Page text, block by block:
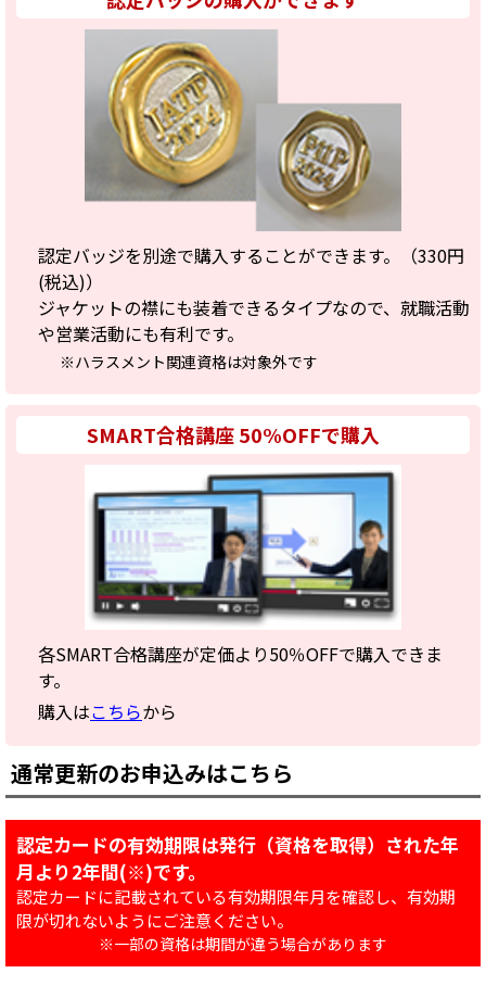
認定バッジを別途で購入することができます。（330円
(税込)）
ジャケットの襟にも装着できるタイプなので、就職活動
や営業活動にも有利です。
※ハラスメント関連資格は対象外です
SMART合格講座 50%OFFで購入
各SMART合格講座が定価より50％OFFで購入できま
す。
購入はこちらから
通常更新のお申込みはこちら
認定カードの有効期限は発行（資格を取得）された年
月より2年間(※)です。
認定カードに記載されている有効期限年月を確認し、有効期
限が切れないようにご注意ください。
※一部の資格は期間が違う場合があります